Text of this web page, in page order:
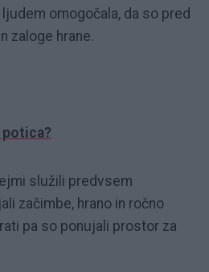
omogočala, da so pred
zaloge hrane.
služili predvsem
začimbe, hrano in ročno
pa so ponujali prostor za